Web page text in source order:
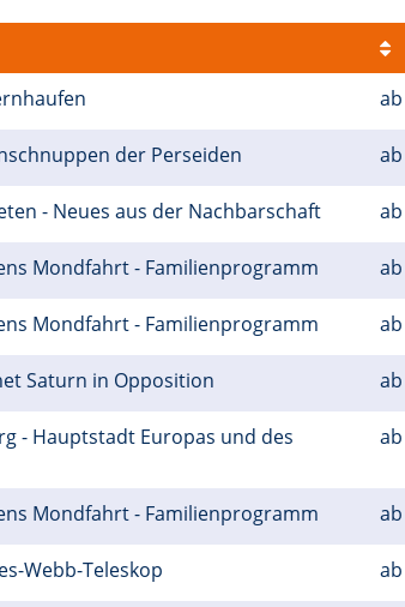
ab
der Perseiden ab
- Neues aus der Nachbarschaft ab
Mondfahrt - Familienprogramm ab
Mondfahrt - Familienprogramm ab
Saturn in Opposition ab
- Hauptstadt Europas und des
ab
Mondfahrt - Familienprogramm ab
Webb-Teleskop ab